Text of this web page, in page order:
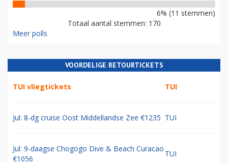
6% (11 stemmen)
Totaal aantal stemmen: 170
Meer polls
VOORDELIGE RETOURTICKETS
TUI vliegtickets TUI
Jul: 8-dg cruise Oost Middellandse Zee €1235 TUI
Jul: 9-daagse Chogogo Dive & Beach Curacao
€1056
TUI